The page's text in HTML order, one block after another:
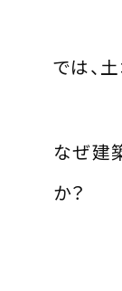
では、
なぜ建
か？